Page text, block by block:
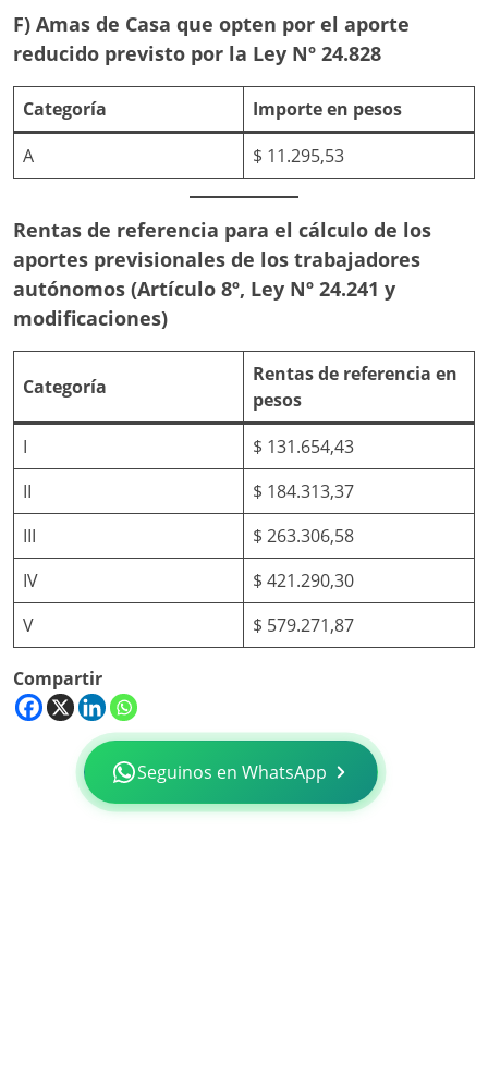
F) Amas de Casa que opten por el aporte
reducido previsto por la Ley Nº 24.828
Categoría
Importe en pesos
A
$ 11.295,53
Rentas de referencia para el cálculo de los
aportes previsionales de los trabajadores
autónomos (Artículo 8º, Ley Nº 24.241 y
modificaciones)
Categoría
Rentas de referencia en
pesos
I
$ 131.654,43
II
$ 184.313,37
III
$ 263.306,58
IV
$ 421.290,30
V
$ 579.271,87
Compartir
Seguinos en WhatsApp